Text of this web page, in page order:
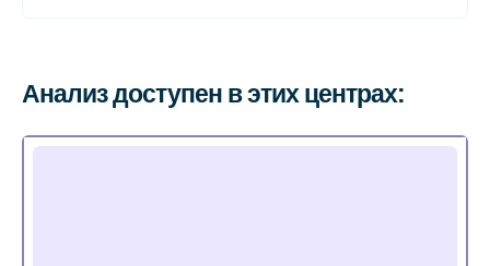
Анализ доступен в этих центрах: